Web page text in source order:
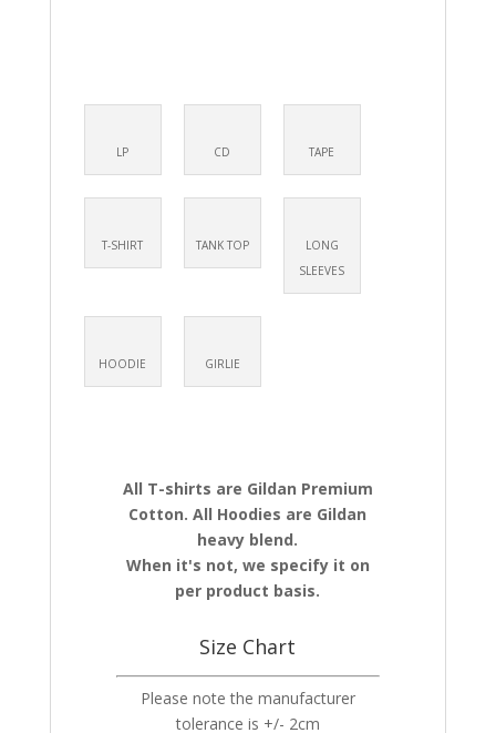
LP CD TAPE
T-SHIRT TANK TOP
LONG
SLEEVES
HOODIE GIRLIE
All T-shirts are Gildan Premium
Cotton. All Hoodies are Gildan
heavy blend.
When it's not, we specify it on
per product basis.
Size Chart
Please note the manufacturer
tolerance is +/- 2cm